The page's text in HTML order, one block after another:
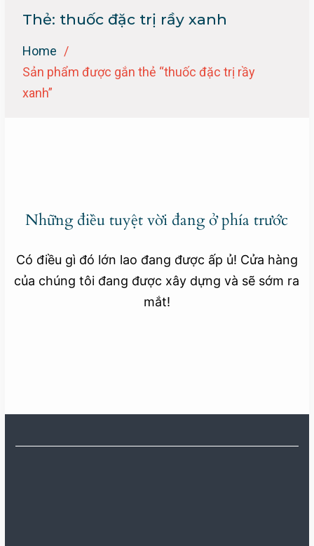
Thẻ: thuốc đặc trị rầy xanh
Home
Sản phẩm được gắn thẻ “thuốc đặc trị rầy
xanh”
Những điều tuyệt vời đang ở phía trước
Có điều gì đó lớn lao đang được ấp ủ! Cửa hàng
của chúng tôi đang được xây dựng và sẽ sớm ra
mắt!